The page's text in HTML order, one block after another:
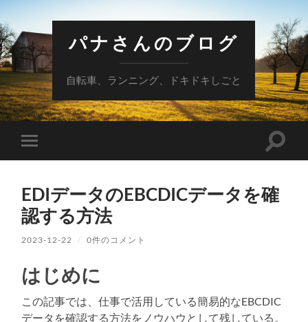
パナさんのブログ
自転車、ランニング、ドキドキしごと
モ
バ
メ
ニ
ュ
ー
を
替
え
検
ー
ル
EDIデータのEBCDICデータを確
認する方法
2023-12-22 / 0件のコメント
はじめに
この記事では、仕事で活用している簡易的なEBCDIC
データを確認する方法をノウハウとして残している。